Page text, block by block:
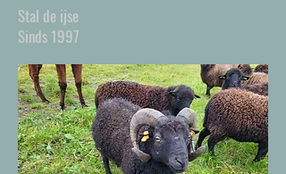
Stal de ijse
Sinds 1997